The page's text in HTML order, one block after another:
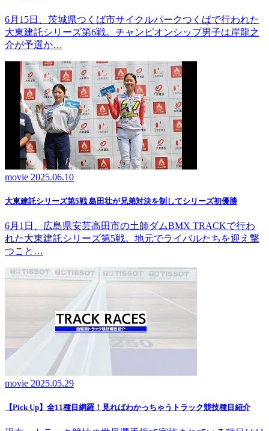
6月15日、茨城県つくば市サイクルパークつくばで行われた
大東建託シリーズ第6戦。チャンピオンシップ男子は岸龍之
介が予選か…
movie 2025.06.10
大東建託シリーズ第5戦 島田壮が兄弟対決を制してシリーズ初優勝
6月1日、広島県安芸高田市の土師ダムBMX TRACKで行わ
れた大東建託シリーズ第5戦。地元でライバルたちを迎え撃
つこと…
movie 2025.05.29
【Pick Up】全11種目網羅！見ればわかっちゃうトラック競技種目紹介